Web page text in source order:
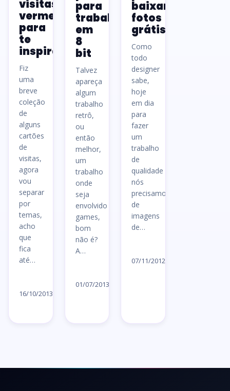
visitas
vermelhos
para
te
inspirar
Fiz
uma
breve
coleção
de
alguns
cartões
de
visitas,
agora
vou
separar
por
temas,
acho
que
fica
até…
16/10/2013
para
trabalhos
em
8
bit
Talvez
apareça
algum
trabalho
retrô,
ou
então
melhor,
um
trabalho
onde
seja
envolvido
games,
bom
não é?
A…
01/07/2013
baixar
fotos
grátis
Como
todo
designer
sabe,
hoje
em dia
para
fazer
um
trabalho
de
qualidade
nós
precisamos
de
imagens
de…
07/11/2012